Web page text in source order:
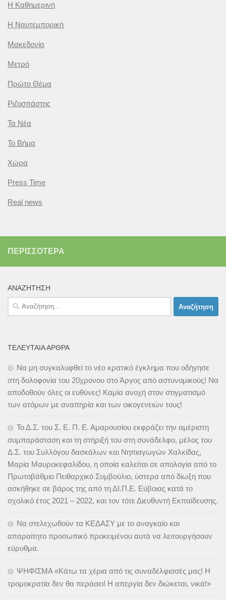
Η Καθημερινή
Η Ναυτεμπορική
Μακεδονία
Μετρό
Πρώτο Θέμα
Ριζοσπάστης
Τα Νέα
Το Βήμα
Χώρα
Press Time
Real news
ΠΕΡΙΣΣΌΤΕΡΑ
ΑΝΑΖΉΤΗΣΗ
Αναζήτηση
για:
ΤΕΛΕΥΤΑΊΑ ΆΡΘΡΑ
Να μη συγκαλυφθεί το νέο κρατικό έγκλημα που οδήγησε
στη δολοφονία του 20χρονου στο Άργος από αστυνομικούς! Να
αποδοθούν όλες οι ευθύνες! Καμία ανοχή στον στιγματισμό
των ατόμων με αναπηρία και των οικογενειών τους!
Το Δ.Σ. του Σ. Ε. Π. Ε. Αμαρουσίου εκφράζει την αμέριστη
συμπαράσταση και τη στήριξή του στη συνάδελφο, μέλος του
Δ.Σ. του Συλλόγου δασκάλων και Νηπιαγωγών Χαλκίδας,
Μαρία Μαυροκεφαλίδου, η οποία καλείται σε απολογία από το
Πρωτοβάθμιο Πειθαρχικό Συμβούλιο, ύστερα από δίωξη που
ασκήθηκε σε βάρος της από τη ΔΙ.Π.Ε. Εύβοιας κατά το
σχολικό έτος 2021 – 2022, και τον τότε Διευθυντή Εκπαίδευσης.
Να στελεχωθούν τα ΚΕΔΑΣΥ με το αναγκαίο και
απαραίτητο προσωπικό προκειμένου αυτά να λειτουργήσουν
εύρυθμα.
ΨΗΦΙΣΜΑ «Κάτω τα χέρια από τις συναδέλφισσές μας! Η
τρομοκρατία δεν θα περάσει! Η απεργία δεν διώκεται, νικά!»